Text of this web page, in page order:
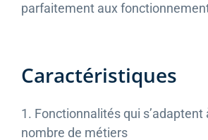
parfaitement aux
Caractéristiques
1. Fonctionnalités qui s’adaptent
nombre de métiers